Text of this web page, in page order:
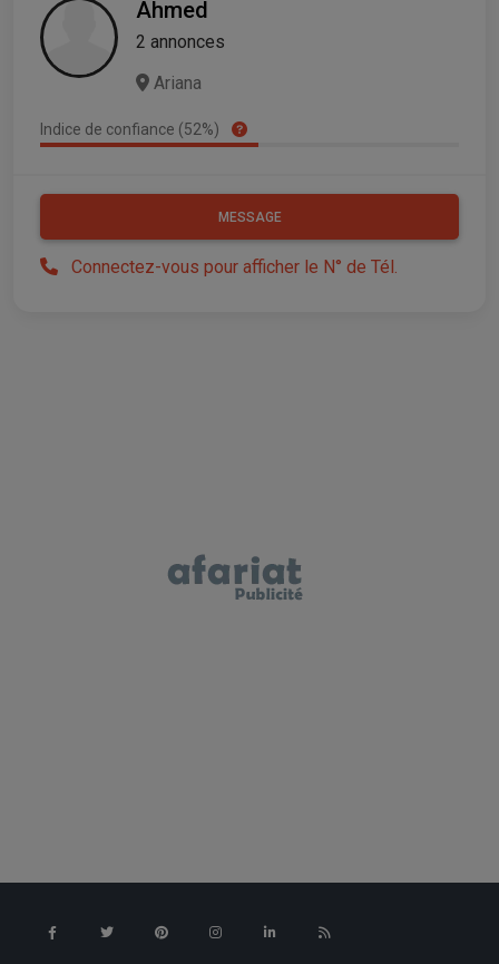
Ahmed
2 annonces
Ariana
Indice de confiance (52%)
MESSAGE
Connectez-vous pour afficher le N° de Tél.